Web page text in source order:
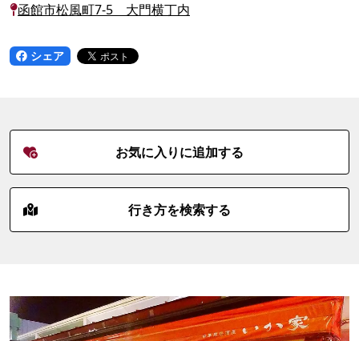
函館市松風町7-5 大門横丁内
シェア
お気に入りに追加する
行き方を検索する